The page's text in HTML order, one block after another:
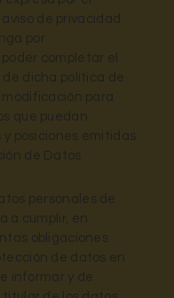
de privacidad
por
completar el
de dicha política de
para
que puedan
posiciones emitidas
de Datos
personales de
a cumplir, en
obligaciones
de datos en
informar y de